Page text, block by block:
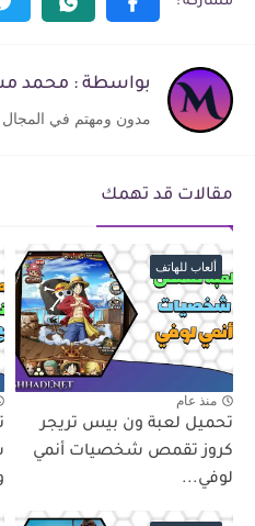
بواسطة : محمد
مدون ومهتم في المجال
مقالات قد تهمك
ألعاب للهاتف
منذ عام
تحميل لعبة ون بيس تريجر
كروز تقمص شخصيات أنمي
لوفي...